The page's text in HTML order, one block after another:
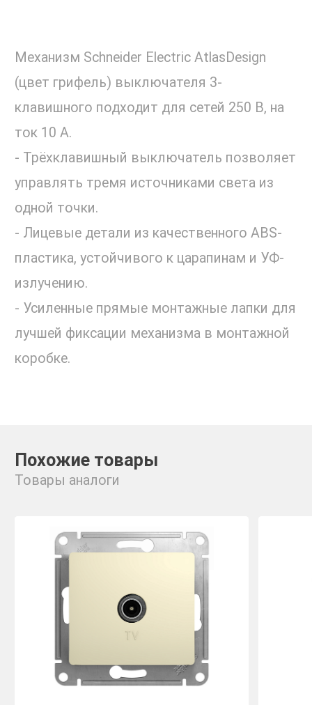
Механизм Schneider Electric AtlasDesign
(цвет грифель) выключателя 3-
клавишного подходит для сетей 250 В, на
ток 10 А.
- Трёхклавишный выключатель позволяет
управлять тремя источниками света из
одной точки.
- Лицевые детали из качественного ABS-
пластика, устойчивого к царапинам и УФ-
излучению.
- Усиленные прямые монтажные лапки для
лучшей фиксации механизма в монтажной
коробке.
Похожие товары
Товары аналоги